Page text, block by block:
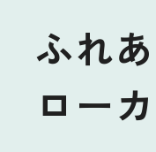
ふれ
ロー